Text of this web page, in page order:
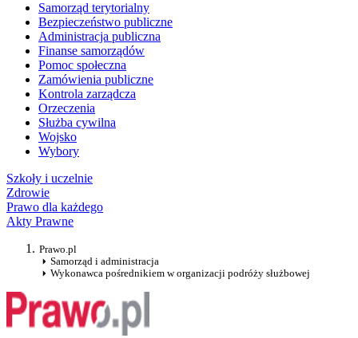
Samorząd terytorialny
Bezpieczeństwo publiczne
Administracja publiczna
Finanse samorządów
Pomoc społeczna
Zamówienia publiczne
Kontrola zarządcza
Orzeczenia
Służba cywilna
Wojsko
Wybory
Szkoły i uczelnie
Zdrowie
Prawo dla każdego
Akty Prawne
Prawo.pl
Samorząd i administracja
Wykonawca pośrednikiem w organizacji podróży służbowej